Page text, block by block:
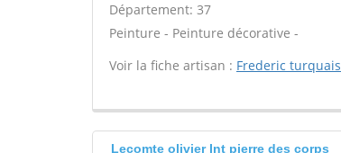
Département: 37
Peinture - Peinture décorative -
Voir la fiche artisan : Frederic turquais
Lecomte olivier Int pierre des corps